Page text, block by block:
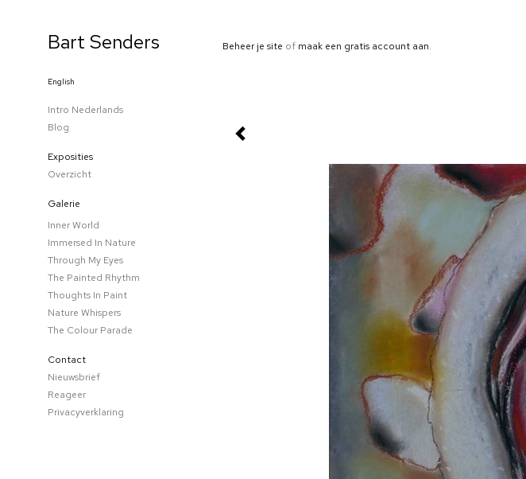
Beheer je site of maak een gratis account aan.
Bart Senders
English
Intro Nederlands
Blog
Exposities
Overzicht
Galerie
Inner World
Immersed In Nature
Through My Eyes
The Painted Rhythm
Thoughts In Paint
Nature Whispers
The Colour Parade
Contact
Nieuwsbrief
Reageer
Privacyverklaring